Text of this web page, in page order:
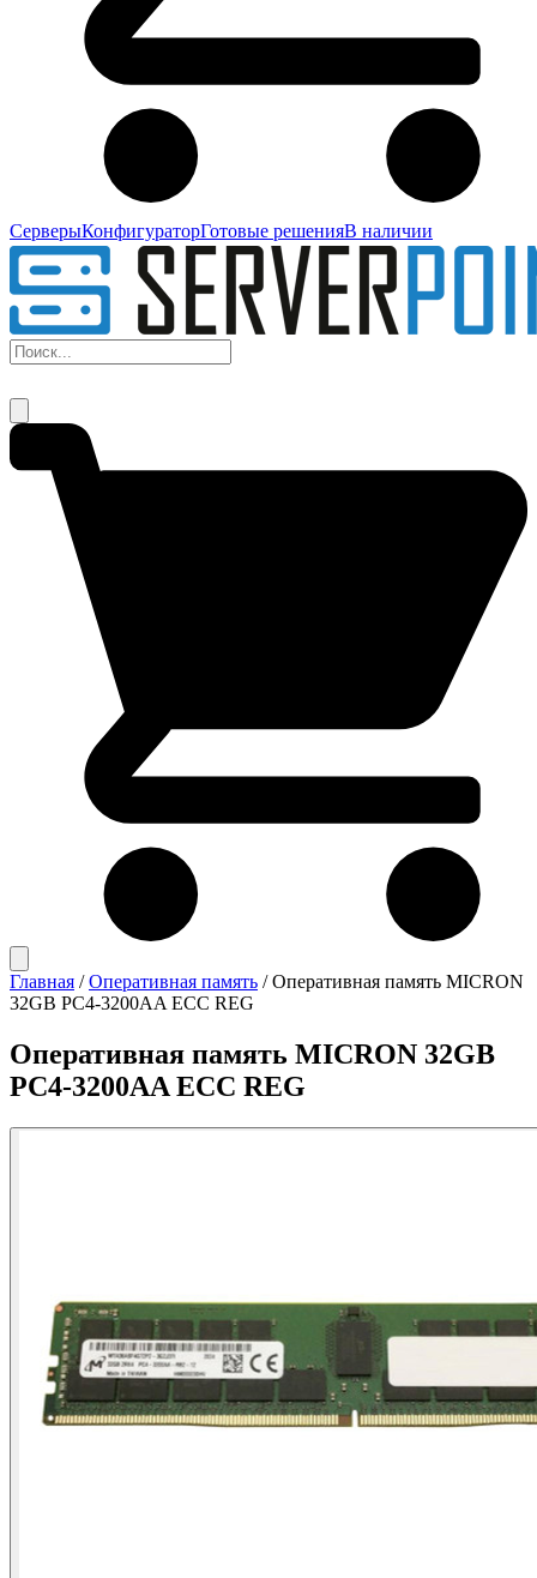
СерверыКонфигураторГотовые решенияВ наличии
Главная / Оперативная память / Оперативная память MICRON
32GB PC4-3200AA ECC REG
Оперативная память MICRON 32GB
PC4-3200AA ECC REG